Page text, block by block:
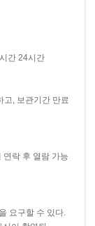
간 24시간
고, 보관기간 만료
락 후 열람 가능
요구할 수 있다.